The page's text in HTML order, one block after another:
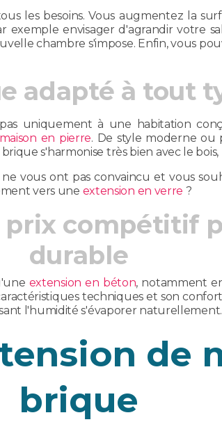
les besoins. Vous augmentez la
exemple envisager d'agrandir votre
chambre s'impose. Enfin, vous
adapté à tout
uniquement à une habitation
en pierre. De style moderne ou
s'harmonise très bien avec le bois,
vous ont pas convaincu et vous
vers une extension en verre ?
prix compétitif
durable
extension en béton, notamment
techniques et son
l'humidité s'évaporer naturellement.
de
brique